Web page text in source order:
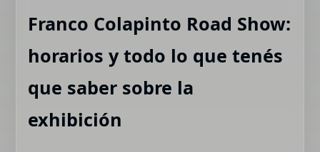
Franco Colapinto Road Show:
horarios y todo lo que tenés
que saber sobre la
exhibición